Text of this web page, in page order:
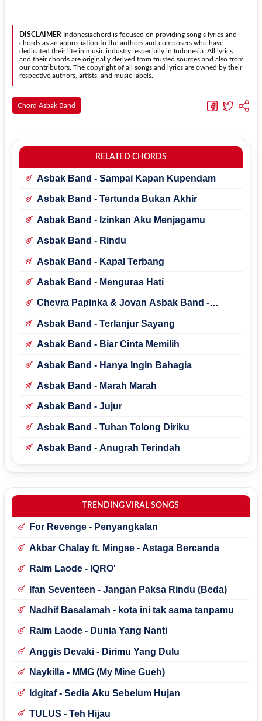
dipelajari oleh pemula tanpa menghilangkan struktur dasar lagu.
DISCLAIMER Indonesiachord is focused on providing song’s lyrics and
chords as an appreciation to the authors and composers who have
dedicated their life in music industry, especially in Indonesia. All lyrics
and their chords are originally derived from trusted sources and also from
our contributors. The copyright of all songs and lyrics are owned by their
respective authors, artists, and music labels.
Chord Asbak Band
RELATED CHORDS
Asbak Band - Sampai Kapan Kupendam
Asbak Band - Tertunda Bukan Akhir
Asbak Band - Izinkan Aku Menjagamu
Asbak Band - Rindu
Asbak Band - Kapal Terbang
Asbak Band - Menguras Hati
Chevra Papinka & Jovan Asbak Band -
Asbak Band - Terlanjur Sayang
Asbak Band - Biar Cinta Memilih
Asbak Band - Hanya Ingin Bahagia
Asbak Band - Marah Marah
Asbak Band - Jujur
Asbak Band - Tuhan Tolong Diriku
Asbak Band - Anugrah Terindah
TRENDING VIRAL SONGS
For Revenge - Penyangkalan
Akbar Chalay ft. Mingse - Astaga Bercanda
Raim Laode - IQRO'
Ifan Seventeen - Jangan Paksa Rindu (Beda)
Nadhif Basalamah - kota ini tak sama tanpamu
Raim Laode - Dunia Yang Nanti
Anggis Devaki - Dirimu Yang Dulu
Naykilla - MMG (My Mine Gueh)
Idgitaf - Sedia Aku Sebelum Hujan
TULUS - Teh Hijau